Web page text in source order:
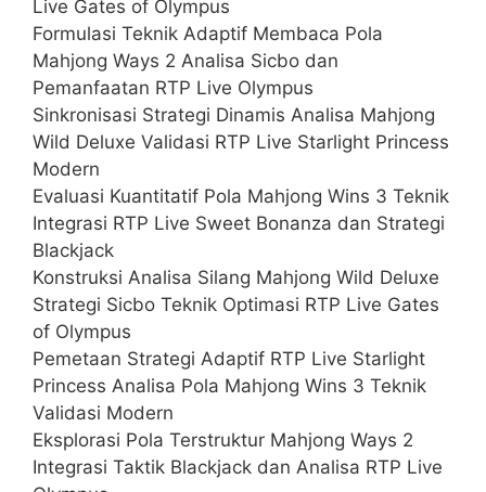
Live Gates of Olympus
Formulasi Teknik Adaptif Membaca Pola
Mahjong Ways 2 Analisa Sicbo dan
Pemanfaatan RTP Live Olympus
Sinkronisasi Strategi Dinamis Analisa Mahjong
Wild Deluxe Validasi RTP Live Starlight Princess
Modern
Evaluasi Kuantitatif Pola Mahjong Wins 3 Teknik
Integrasi RTP Live Sweet Bonanza dan Strategi
Blackjack
Konstruksi Analisa Silang Mahjong Wild Deluxe
Strategi Sicbo Teknik Optimasi RTP Live Gates
of Olympus
Pemetaan Strategi Adaptif RTP Live Starlight
Princess Analisa Pola Mahjong Wins 3 Teknik
Validasi Modern
Eksplorasi Pola Terstruktur Mahjong Ways 2
Integrasi Taktik Blackjack dan Analisa RTP Live